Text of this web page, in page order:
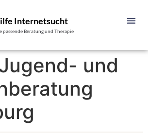
Internetsucht
passende Beratung und Therapie
und